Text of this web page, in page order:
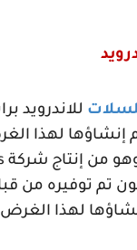
للاندرويد
لهذا
من إنتاج شركة
تم توفيره من
لهذا